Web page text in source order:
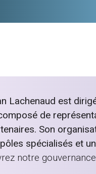
Lachenaud est
de
Son
spécialisés et
notre